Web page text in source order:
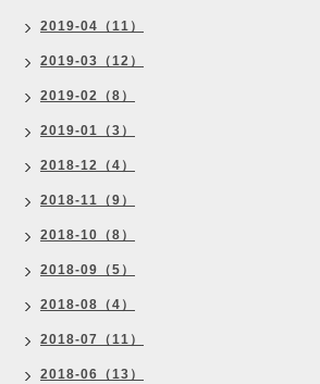
2019-04（11）
2019-03（12）
2019-02（8）
2019-01（3）
2018-12（4）
2018-11（9）
2018-10（8）
2018-09（5）
2018-08（4）
2018-07（11）
2018-06（13）